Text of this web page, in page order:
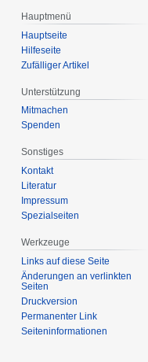
Hauptmenü
Hauptseite
Hilfeseite
Zufälliger Artikel
Unterstützung
Mitmachen
Spenden
Sonstiges
Kontakt
Literatur
Impressum
Spezialseiten
Werkzeuge
Links auf diese Seite
Änderungen an verlinkten
Seiten
Druckversion
Permanenter Link
Seiten­­informationen